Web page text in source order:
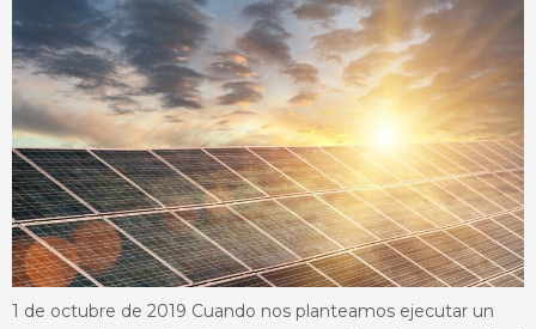
1 de octubre de 2019 Cuando nos planteamos ejecutar un